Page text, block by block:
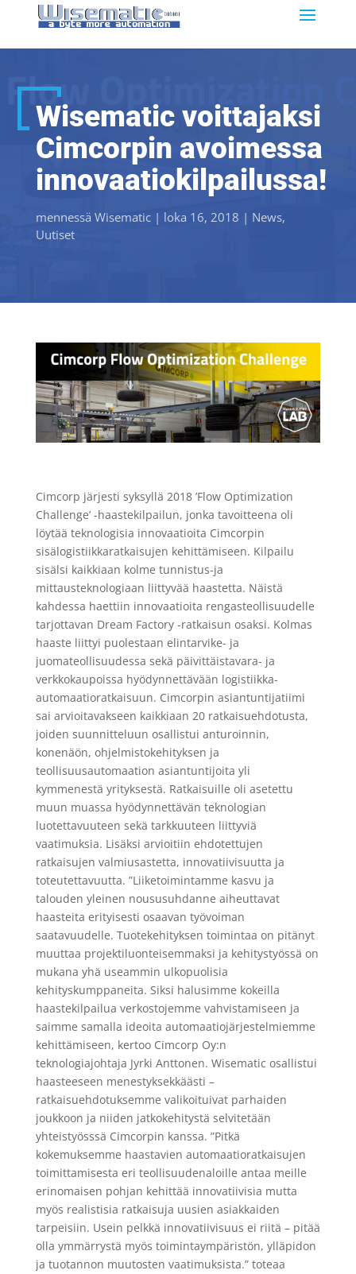
Wisematic voittajaksi
Cimcorpin avoimessa
innovaatiokilpailussa!
mennessä Wisematic| loka 16, 2018 | News,
Uutiset
Cimcorp järjesti syksyllä 2018 ’Flow Optimization
Challenge’ -haastekilpailun, jonka tavoitteena oli
löytää teknologisia innovaatioita Cimcorpin
sisälogistiikkaratkaisujen kehittämiseen. Kilpailu
sisälsi kaikkiaan kolme tunnistus-ja
mittausteknologiaan liittyvää haastetta. Näistä
kahdessa haettiin innovaatioita rengasteollisuudelle
tarjottavan Dream Factory -ratkaisun osaksi. Kolmas
haaste liittyi puolestaan elintarvike- ja
juomateollisuudessa sekä päivittäistavara- ja
verkkokaupoissa hyödynnettävään logistiikka-
automaatioratkaisuun. Cimcorpin asiantuntijatiimi
sai arvioitavakseen kaikkiaan 20 ratkaisuehdotusta,
joiden suunnitteluun osallistui anturoinnin,
konenäön, ohjelmistokehityksen ja
teollisuusautomaation asiantuntijoita yli
kymmenestä yrityksestä. Ratkaisuille oli asetettu
muun muassa hyödynnettävän teknologian
luotettavuuteen sekä tarkkuuteen liittyviä
vaatimuksia. Lisäksi arvioitiin ehdotettujen
ratkaisujen valmiusastetta, innovatiivisuutta ja
toteutettavuutta. ”Liiketoimintamme kasvu ja
talouden yleinen noususuhdanne aiheuttavat
haasteita erityisesti osaavan työvoiman
saatavuudelle. Tuotekehityksen toimintaa on pitänyt
muuttaa projektiluonteisemmaksi ja kehitystyössä on
mukana yhä useammin ulkopuolisia
kehityskumppaneita. Siksi halusimme kokeilla
haastekilpailua verkostojemme vahvistamiseen ja
saimme samalla ideoita automaatiojärjestelmiemme
kehittämiseen, kertoo Cimcorp Oy:n
teknologiajohtaja Jyrki Anttonen. Wisematic osallistui
haasteeseen menestyksekkäästi –
ratkaisuehdotuksemme valikoituivat parhaiden
joukkoon ja niiden jatkokehitystä selvitetään
yhteistyösssä Cimcorpin kanssa. ”Pitkä
kokemuksemme haastavien automaatioratkaisujen
toimittamisesta eri teollisuudenaloille antaa meille
erinomaisen pohjan kehittää innovatiivisia mutta
myös realistisia ratkaisuja uusien asiakkaiden
tarpeisiin. Usein pelkkä innovatiivisuus ei riitä – pitää
olla ymmärrystä myös toimintaympäristön, ylläpidon
ja tuotannon muutosten vaatimuksista.” toteaa